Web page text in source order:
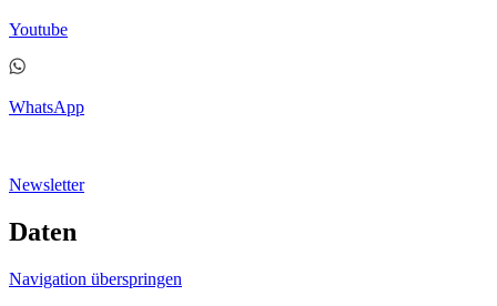
Youtube
WhatsApp
Newsletter
Daten
Navigation überspringen